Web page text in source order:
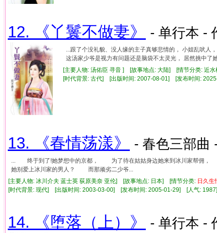
12. 《丫鬟不做妻》 - 单行本 -
...跟了个没礼貌、没人缘的主子真够悲情的， 小姐乱吠
这汤家少爷是视力有问题还是脑袋不太灵光， 居然挑中了
[主要人物: 汤佑臣 寻音 ] [故事地点: 大陆] [情节分类: 近水
[时代背景: 古代] [出版时间: 2007-08-01] [发布时间:
13. 《春情荡漾》 - 春色三部曲
... 终于到了!她梦想中的京都， 为了待在姑姑身边她来到冰川家帮佣
她别爱上冰川家的男人？ 而那顽劣二少爷...
[主要人物: 冰川介夫 蓝士英 荻原美奈 亚伦] [故事地点: 日本] [情节分类: 日久 生
[时代背景: 现代] [出版时间: 2003-03-00] [发布时间: 2005-01-29] [人气:
14. 《堕落（上）》 - 单行本 -